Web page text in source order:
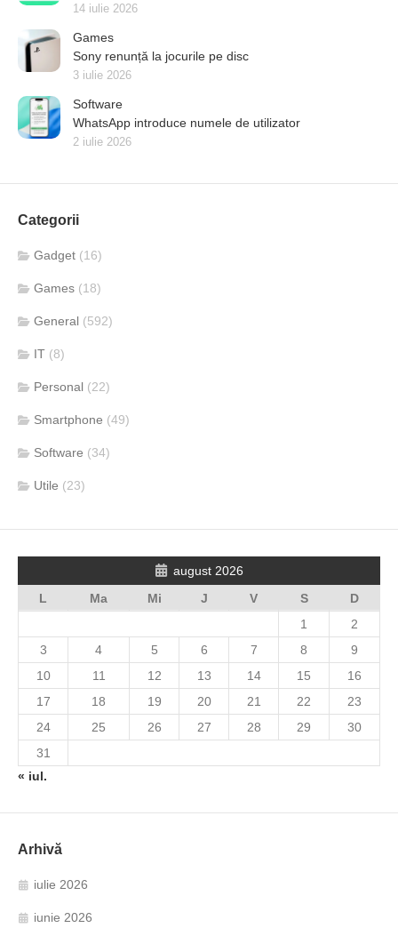
14 iulie 2026
Games
Sony renunță la jocurile pe disc
3 iulie 2026
Software
WhatsApp introduce numele de utilizator
2 iulie 2026
Categorii
Gadget (16)
Games (18)
General (592)
IT (8)
Personal (22)
Smartphone (49)
Software (34)
Utile (23)
august 2026
L
Ma Mi J V S
D
1
2
3
4 5 6 7 8
9
10
11 12 13 14 15
16
17
18 19 20 21 22
23
24
25 26 27 28 29
30
31
« iul.
Arhivă
iulie 2026
iunie 2026